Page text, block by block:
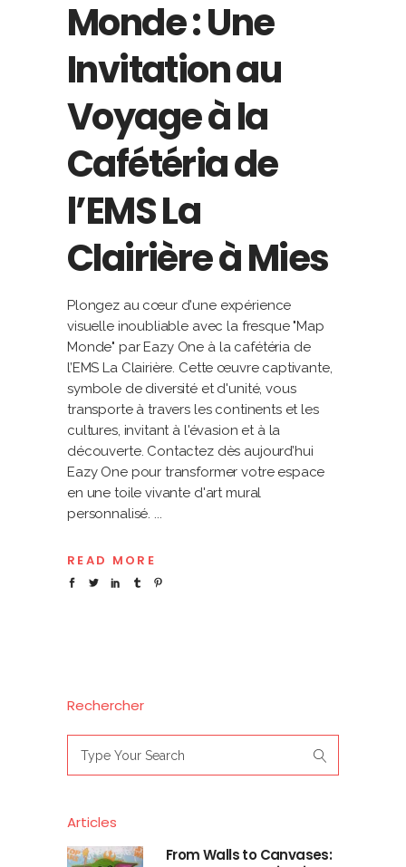
Monde : Une
Invitation au
Voyage à la
Cafétéria de
l’EMS La
Clairière à Mies
Plongez au cœur d'une expérience
visuelle inoubliable avec la fresque "Map
Monde" par Eazy One à la cafétéria de
l’EMS La Clairière. Cette œuvre captivante,
symbole de diversité et d'unité, vous
transporte à travers les continents et les
cultures, invitant à l'évasion et à la
découverte. Contactez dès aujourd’hui
Eazy One pour transformer votre espace
en une toile vivante d'art mural
personnalisé.
READ MORE
Rechercher
for:
Articles
From Walls to Canvases: